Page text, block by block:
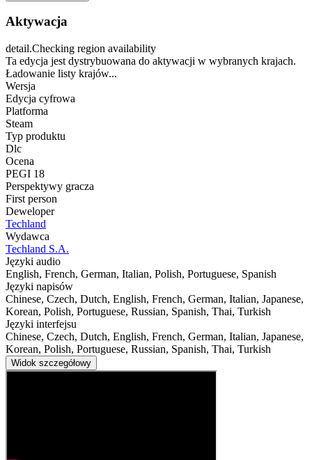
Aktywacja
detail.Checking region availability
Ta edycja jest dystrybuowana do aktywacji w wybranych krajach.
Ładowanie listy krajów...
Wersja
Edycja cyfrowa
Platforma
Steam
Typ produktu
Dlc
Ocena
PEGI 18
Perspektywy gracza
First person
Deweloper
Techland
Wydawca
Techland S.A.
Języki audio
English, French, German, Italian, Polish, Portuguese, Spanish
Języki napisów
Chinese, Czech, Dutch, English, French, German, Italian, Japanese,
Korean, Polish, Portuguese, Russian, Spanish, Thai, Turkish
Języki interfejsu
Chinese, Czech, Dutch, English, French, German, Italian, Japanese,
Korean, Polish, Portuguese, Russian, Spanish, Thai, Turkish
Widok szczegółowy